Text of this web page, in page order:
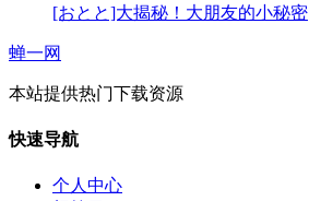
[おとと]大揭秘！大朋友的小秘密
蝉一网
本站提供热门下载资源
快速导航
个人中心